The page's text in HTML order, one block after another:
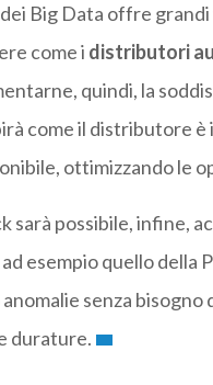
Big Data offre
come i distributori
quindi, la
come il distributore
ottimizzando le
sarà possibile, infine,
ad esempio quello
senza
durature.